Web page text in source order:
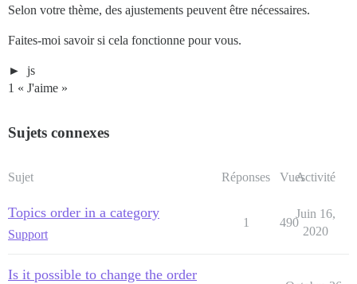
Selon votre thème, des ajustements peuvent être nécessaires.
Faites-moi savoir si cela fonctionne pour vous.
js
1 « J'aime »
Sujets connexes
Sujet Réponses VuesActivité
Topics order in a category
Support
1 490
Juin 16,
2020
Is it possible to change the order